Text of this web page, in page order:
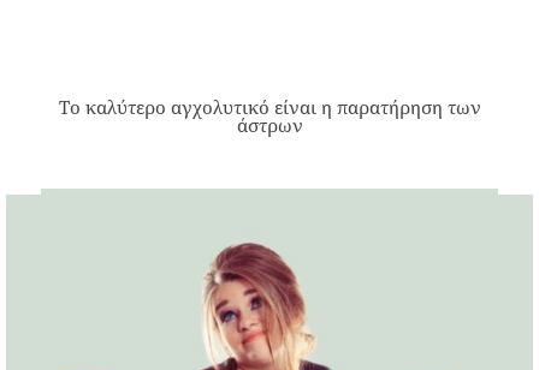
Το καλύτερο αγχολυτικό είναι η παρατήρηση των
άστρων